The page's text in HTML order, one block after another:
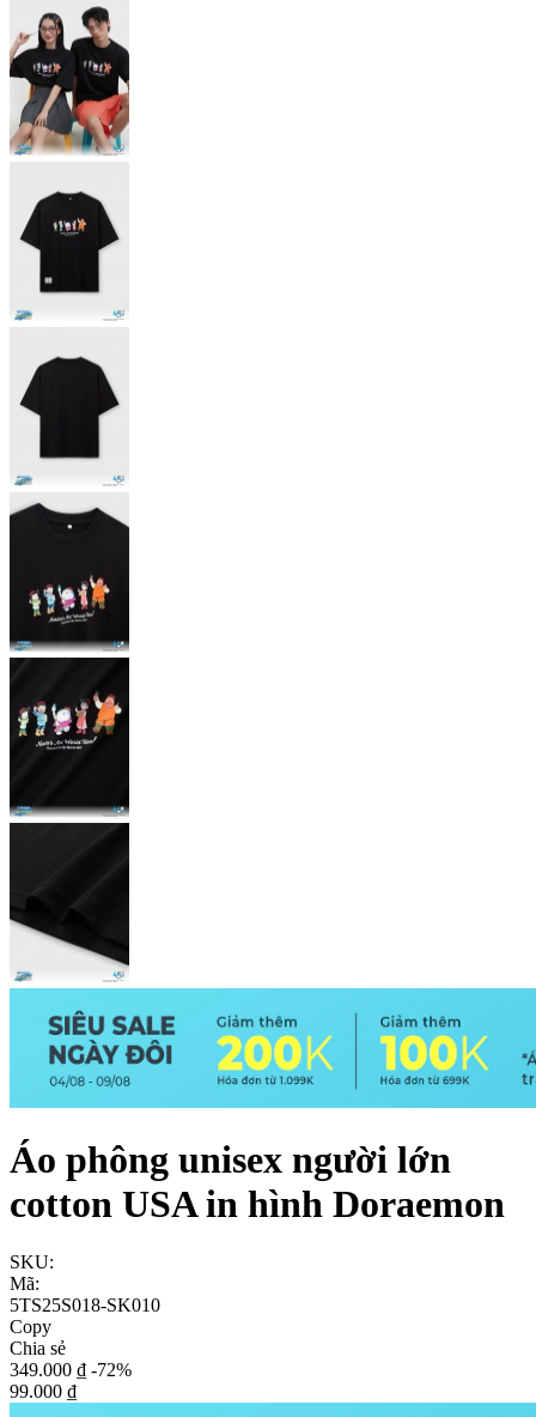
Áo phông unisex người lớn
cotton USA in hình Doraemon
SKU:
Mã:
5TS25S018-SK010
Copy
Chia sẻ
349.000 ₫ -72%
99.000 ₫